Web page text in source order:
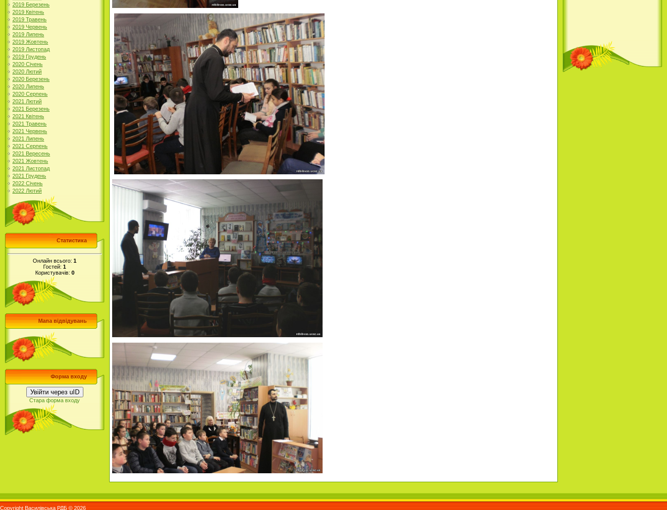
2019 Березень
2019 Квітень
2019 Травень
2019 Червень
2019 Липень
2019 Жовтень
2019 Листопад
2019 Грудень
2020 Січень
2020 Лютий
2020 Березень
2020 Липень
2020 Серпень
2021 Лютий
2021 Березень
2021 Квітень
2021 Травень
2021 Червень
2021 Липень
2021 Серпень
2021 Вересень
2021 Жовтень
2021 Листопад
2021 Грудень
2022 Січень
2022 Лютий
Статистика
Онлайн всього: 1
Гостей: 1
Користувачів: 0
Мапа відвідувань
Форма входу
Увійти через uID
Стара форма входу
Copyright Василівська РДБ © 2026